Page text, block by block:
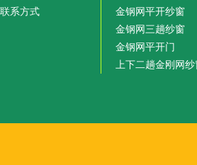
联系方式
金钢网平开纱窗
金钢网三趟纱窗
金钢网平开门
上下二趟金刚网